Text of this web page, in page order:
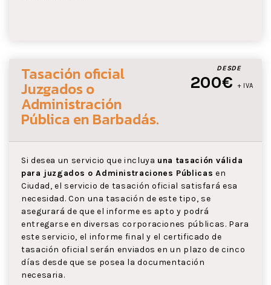
DESDE
200€ + IVA
Tasación oficial
Juzgados o
Administración
Pública en Barbadás.
Si desea un servicio que incluya una tasación válida
para juzgados o Administraciones Públicas en
Ciudad, el servicio de tasación oficial satisfará esa
necesidad. Con una tasación de este tipo, se
asegurará de que el informe es apto y podrá
entregarse en diversas corporaciones públicas. Para
este servicio, el informe final y el certificado de
tasación oficial serán enviados en un plazo de cinco
días desde que se posea la documentación
necesaria.